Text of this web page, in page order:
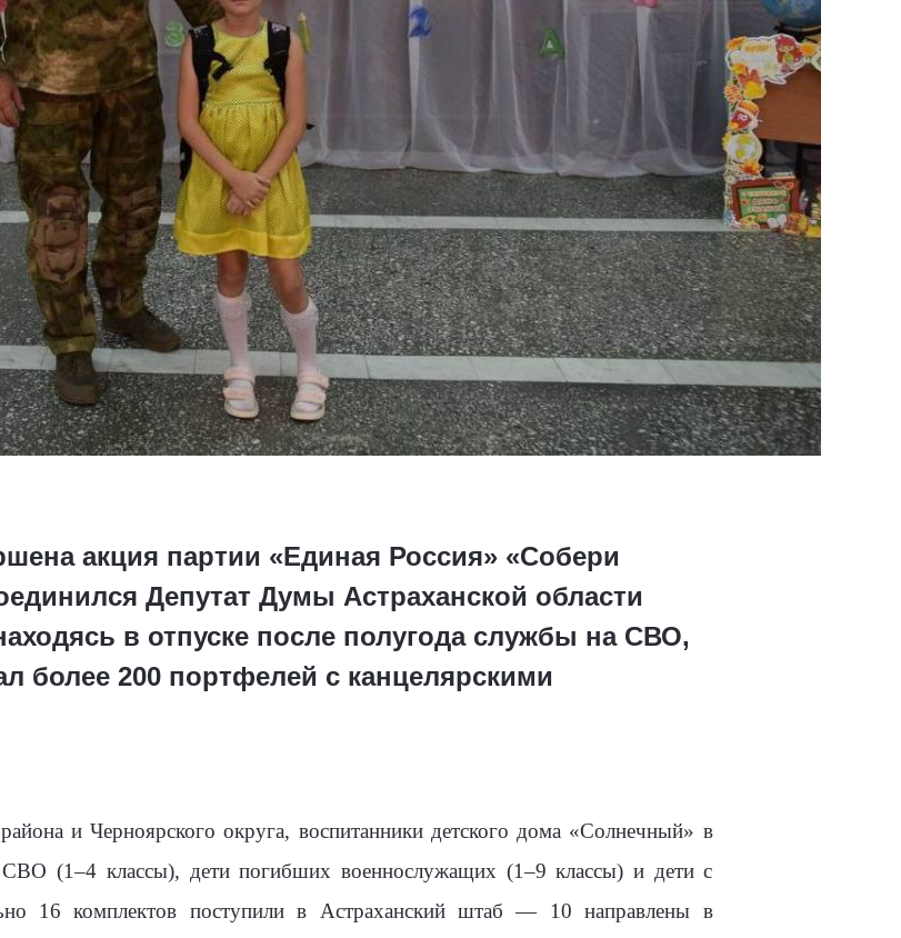
акция партии «Единая Россия» «Собери
Депутат Думы Астраханской области
в отпуске после полугода службы на СВО,
более 200 портфелей с канцелярскими
и Черноярского округа, воспитанники детского дома «Солнечный» в
(1–4 классы), дети погибших военнослужащих (1–9 классы) и дети с
16 комплектов поступили в Астраханский штаб — 10 направлены в